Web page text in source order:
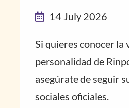
14 July 2026
Si quieres conocer la
personalidad de
asegúrate de seguir
sociales oficiales.